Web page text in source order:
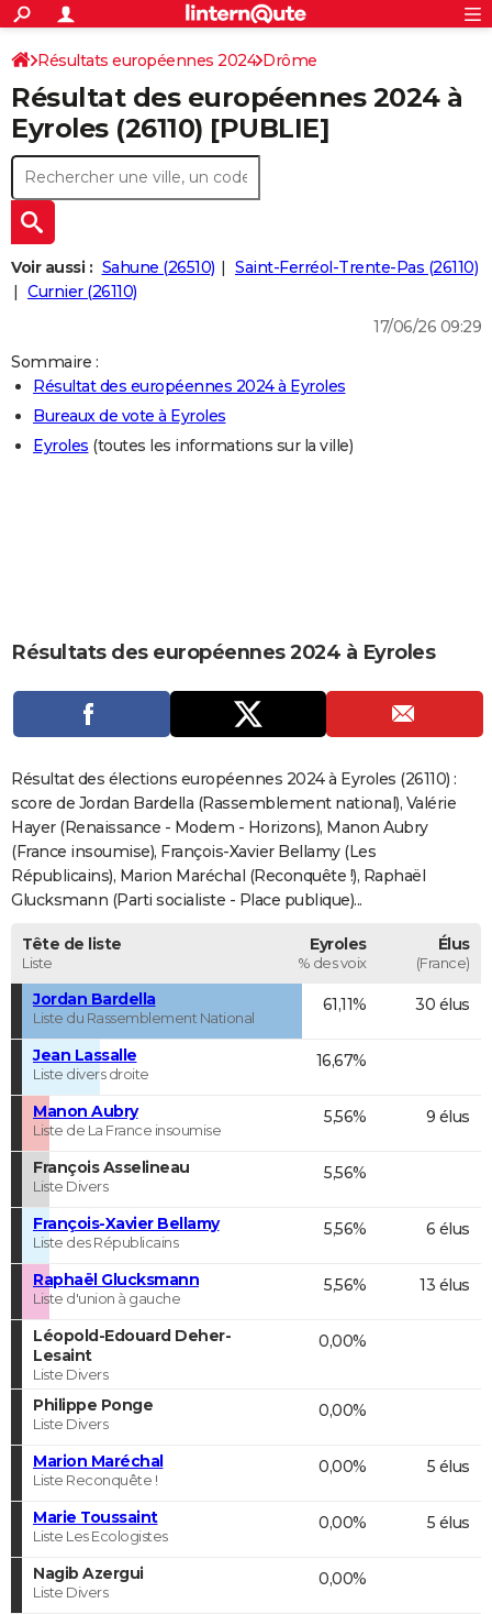
ACTUALITÉS
Politique
Société
Faits Divers
Education
Monde
Villes
+
SPORT
Coupe du monde 2026
Football
Tennis
Cyclisme
Rugby
Forum
CULTURE
Programme TV
TNT
Streaming
Cinéma
Sorties cinéma
Musique
+
FINANCE
Retraite
Impôts
Epargne
Immobilier
Risques naturels par ville
Banque
Assurance
Crédit
AUTO
Essais
Réserver un essai
Citadines
Berlines
SUV
Forum auto
+
HIGH-TECH
Mobiles
Meilleur smartphone
Internet
Ordinateurs
Jeux vidéo
Guide high-tech
BRICOLAGE
Guides de France
Escapades
Patrimoine
Expositions
Musées
Week-end nature
LIFESTYLE
Art de vivre
Bien-être
Loisirs
Mode
Modes de vie
CARTE DE VOEUX
Carte de Noël
Carte Bonne année
Carte Saint-Valentin
Carte Pâques
Carte d'anniversaire
DICTIONNAIRE
Dictionnaire
Biographies
Citations
Expressions
Proverbes
PROGRAMME TV
COPAINS D'AVANT
S'inscrire
Se connecter
Lycées
Collèges
Primaires
Universités
Entreprises
Service militaire
Avis de recherche
AVIS DE DÉCÈS
FORUM
S'inscrire
Connexion
Résultats européennes 2024 Drôme
Résultat des européennes 2024 à
Eyroles (26110) [PUBLIE]
Voir aussi : Sahune (26510)
Saint-Ferréol-Trente-Pas (26110)
Curnier (26110)
17/06/26 09:29
Sommaire :
Résultat des européennes 2024 à Eyroles
Bureaux de vote à Eyroles
Eyroles (toutes les informations sur la ville)
Résultats des européennes 2024 à Eyroles
Résultat des élections européennes 2024 à Eyroles (26110) :
score de Jordan Bardella (Rassemblement national), Valérie
Hayer (Renaissance - Modem - Horizons), Manon Aubry
(France insoumise), François-Xavier Bellamy (Les
Républicains), Marion Maréchal (Reconquête !), Raphaël
Glucksmann (Parti socialiste - Place publique)...
Tête de liste
Liste
Eyroles
% des voix
Élus
(France)
Jordan Bardella
Liste du Rassemblement National
61,11% 30 élus
Jean Lassalle
Liste divers droite
16,67%
Manon Aubry
Liste de La France insoumise
5,56% 9 élus
François Asselineau
Liste Divers
5,56%
François-Xavier Bellamy
Liste des Républicains
5,56% 6 élus
Raphaël Glucksmann
Liste d'union à gauche
5,56% 13 élus
Léopold-Edouard Deher-
Lesaint
Liste Divers
0,00%
Philippe Ponge
Liste Divers
0,00%
Marion Maréchal
Liste Reconquête !
0,00% 5 élus
Marie Toussaint
Liste Les Ecologistes
0,00% 5 élus
Nagib Azergui
Liste Divers
0,00%